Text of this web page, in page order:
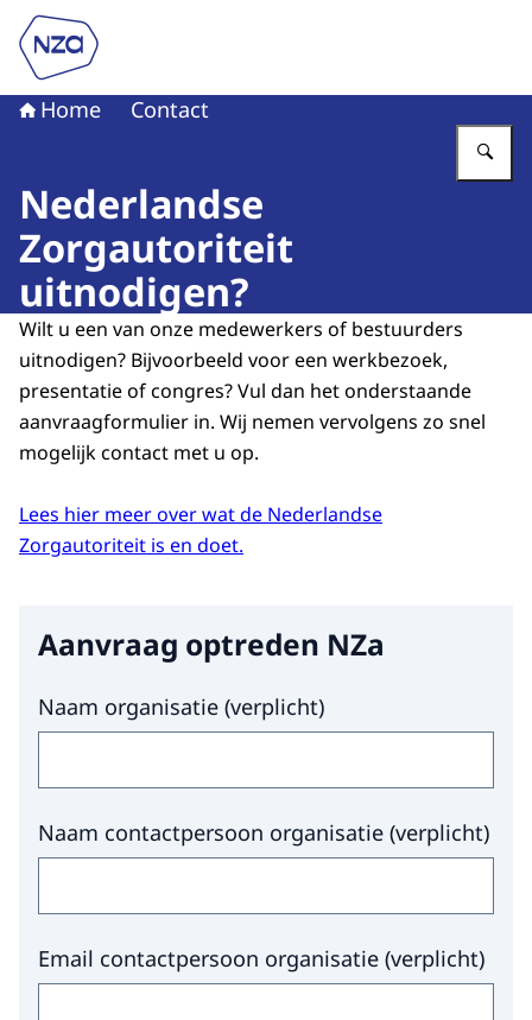
Naar de homepage van Nederlandse Zorgautoriteit
Home Contact
Nederlandse
Zorgautoriteit
uitnodigen?
Wilt u een van onze medewerkers of bestuurders
uitnodigen? Bijvoorbeeld voor een werkbezoek,
presentatie of congres? Vul dan het onderstaande
aanvraagformulier in. Wij nemen vervolgens zo snel
mogelijk contact met u op.
Lees hier meer over wat de Nederlandse
Zorgautoriteit is en doet.
Aanvraag optreden NZa
Naam organisatie (verplicht)
Naam contactpersoon organisatie (verplicht)
Email contactpersoon organisatie (verplicht)
Hier niets invullen a.u.b.